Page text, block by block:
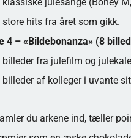
store hits fra året som gikk.
4 – «Bildebonanza» (8
billeder fra julefilm og
billeder af kolleger i uvante
du arkene ind, tæller